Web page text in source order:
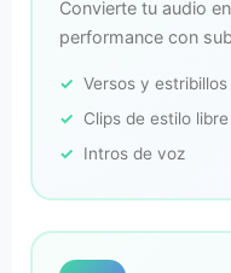
Convierte tu audio
performance con
Versos y
Clips de estilo libre
Intros de voz